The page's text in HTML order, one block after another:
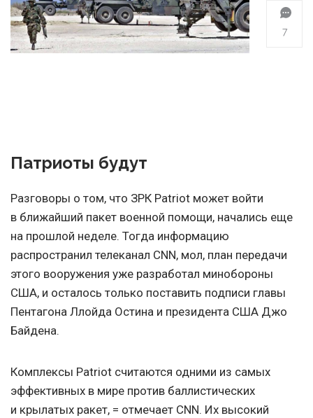
7
Патриоты будут
Разговоры о том, что ЗРК Patriot может войти
в ближайший пакет военной помощи, начались еще
на прошлой неделе. Тогда информацию
распространил телеканал CNN, мол, план передачи
этого вооружения уже разработал минобороны
США, и осталось только поставить подписи главы
Пентагона Ллойда Остина и президента США Джо
Байдена.
Комплексы Patriot считаются одними из самых
эффективных в мире против баллистических
и крылатых ракет, = отмечает CNN. Их высокий